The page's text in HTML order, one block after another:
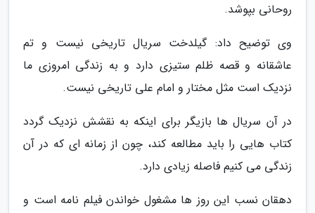
روحانی بپوشد.
وی توضیح داد: گیلدخت سریال تاریخی نیست و تم
عاشقانه و قصه ظلم ستیزی دارد و به زندگی امروزی ما
نزدیک است مثل مختار و امام علی تاریخی نیست.
در آن سریال ها بازیگر برای اینکه به نقشش نزدیک گردد
کتاب هایی را باید مطالعه کند، چون از زمانه ای که در آن
زندگی می کنیم فاصله زیادی دارد.
دهقان نسب این روز ها مشغول خواندن فیلم نامه است و